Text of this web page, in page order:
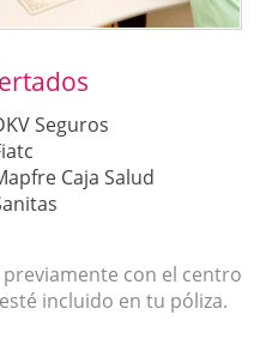
Seguros
Caja Salud
con el centro
incluido en tu póliza.